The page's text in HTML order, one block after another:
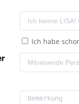
Ich habe